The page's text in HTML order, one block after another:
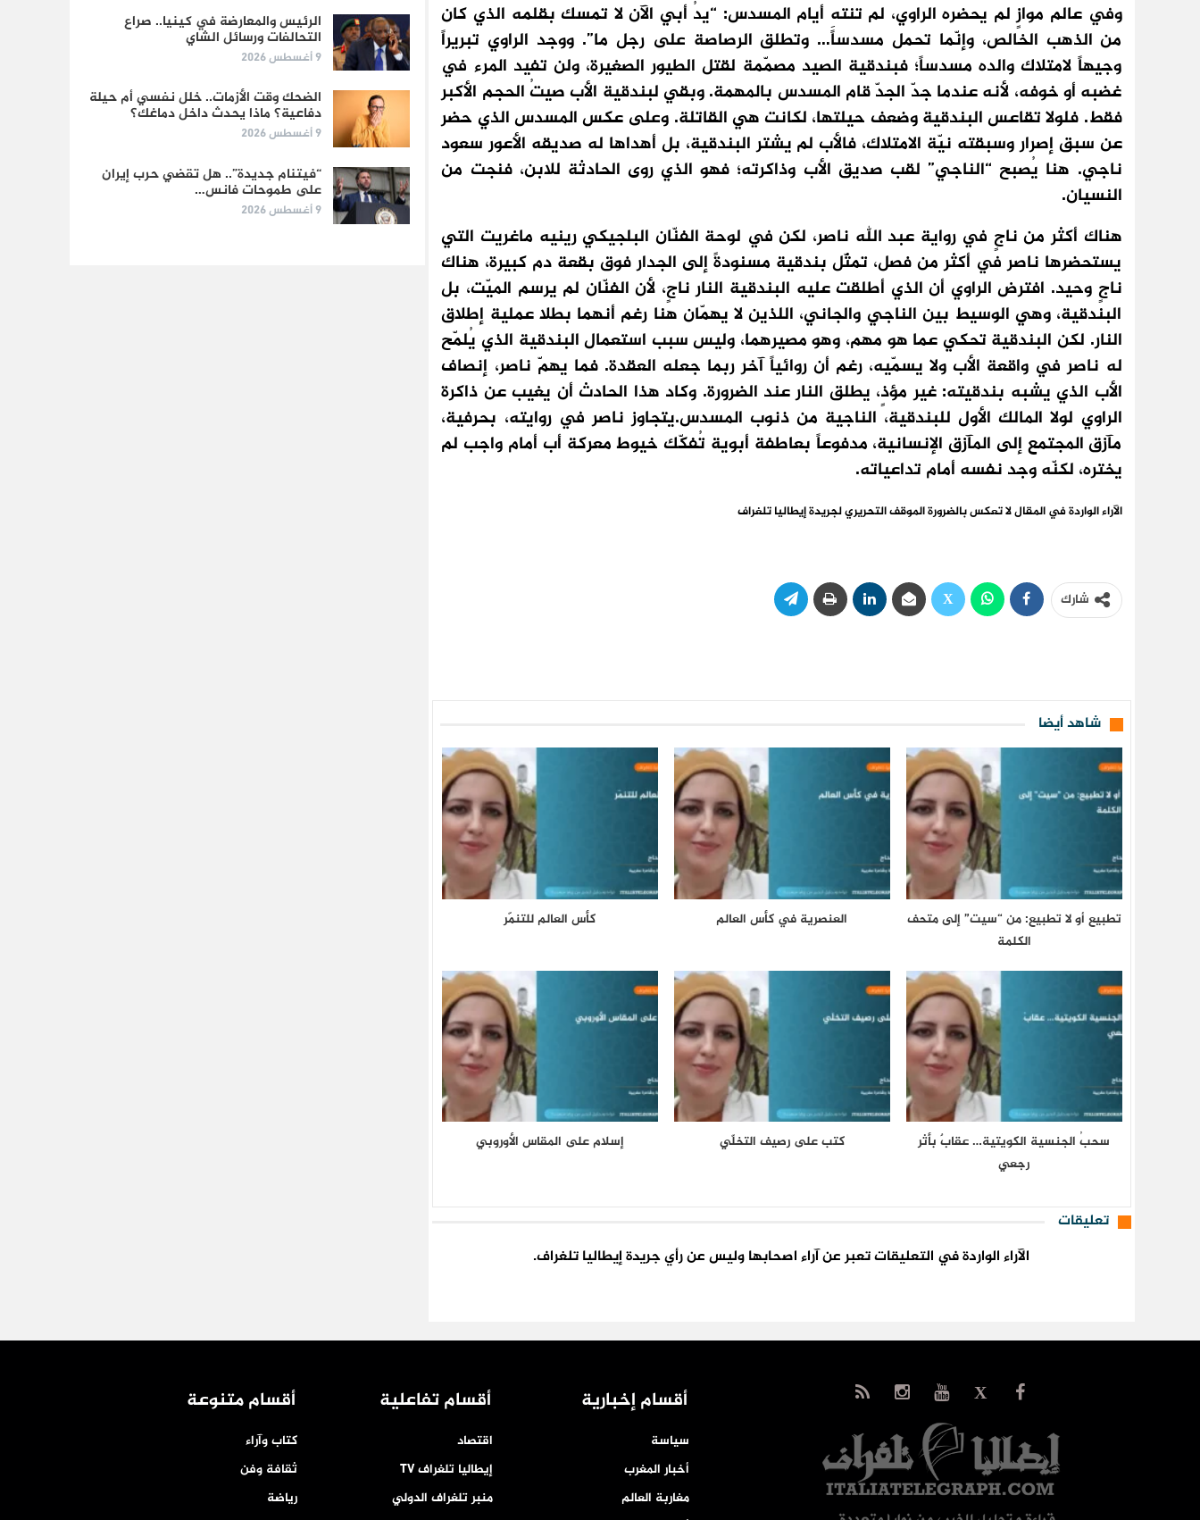
وفي عالم موازٍ لم يحضره الراوي، لم تنتهِ أيام المسدس: “يدُ أبي الآن لا تمسك بقلمه الذي كان
من الذهب الخالص، وإنّما تحمل مسدساً… وتطلق الرصاصة على رجل ما”. ووجد الراوي تبريراً
وجيهاً لامتلاك والده مسدساً؛ فبندقية الصيد مصمّمة لقتل الطيور الصغيرة، ولن تفيد المرء في
غضبه أو خوفه، لأنه عندما جدّ الجدّ قام المسدس بالمهمة. وبقي لبندقية الأب صيتُ الحجم الأكبر
فقط. فلولا تقاعس البندقية وضعف حيلتها، لكانت هي القاتلة. وعلى عكس المسدس الذي حضر
عن سبق إصرار وسبقته نيّة الامتلاك، فالأب لم يشتر البندقية، بل أهداها له صديقه الأعور سعود
ناجي. هنا يُصبح “الناجي” لقب صديق الأب وذاكرته؛ فهو الذي روى الحادثة للابن، فنجت من
النسيان.
هناك أكثر من ناجٍ في رواية عبد الله ناصر، لكن في لوحة الفنّان البلجيكي رينيه ماغريت التي
يستحضرها ناصر في أكثر من فصل، تمثّل بندقية مسنودةً إلى الجدار فوق بقعة دم كبيرة، هناك
ناجٍ وحيد. افترض الراوي أن الذي أطلقت عليه البندقية النار ناجٍ، لأن الفنّان لم يرسم الميّت، بل
البندقية، وهي الوسيط بين الناجي والجاني، اللذين لا يهمّان هنا رغم أنهما بطلا عملية إطلاق
النار. لكن البندقية تحكي عما هو مهم، وهو مصيرهما، وليس سبب استعمال البندقية الذي يُلمّح
له ناصر في واقعة الأب ولا يسمّيه، رغم أن روائياً آخر ربما جعله العقدة. فما يهمّ ناصر، إنصاف
الأب الذي يشبه بندقيته: غير مؤذٍ، يطلق النار عند الضرورة. وكاد هذا الحادث أن يغيب عن ذاكرة
الراوي لولا المالك الأول للبندقية، الناجية من ذنوب المسدس.يتجاوز ناصر في روايته، بحرفية،
مآزق المجتمع إلى المآزق الإنسانية، مدفوعاً بعاطفة أبوية تُفكّك خيوط معركة أب أمام واجب لم
يختره، لكنّه وجد نفسه أمام تداعياته.
الآراء الواردة في المقال لا تعكس بالضرورة الموقف التحريري لجريدة إيطاليا تلغراف
شارك
شاهد أيضا
تطبيع أو لا تطبيع: من “سيت” إلى متحف
الكلمة
العنصرية في كأس العالم كأس العالم للتنمّر
سحبُ الجنسية الكويتية… عقابٌ بأثر
رجعي
كتب على رصيف التخلّي إسلام على المقاس الأوروبي
تعليقات
الآراء الواردة في التعليقات تعبر عن آراء اصحابها وليس عن رأي جريدة إيطاليا تلغراف.
الرئيس والمعارضة في كينيا.. صراع
التحالفات ورسائل الشاي
9 أغسطس 2026
الضحك وقت الأزمات.. خلل نفسي أم حيلة
دفاعية؟ ماذا يحدث داخل دماغك؟
9 أغسطس 2026
“فيتنام جديدة”.. هل تقضي حرب إيران
على طموحات فانس…
9 أغسطس 2026
أقسام إخبارية
سياسة
أخبار المغرب
مغاربة العالم
أقسام تفاعلية
اقتصاد
إيطاليا تلغراف TV
منبر تلغراف الدولي
أقسام متنوعة
كتاب وآراء
ثقافة وفن
رياضة